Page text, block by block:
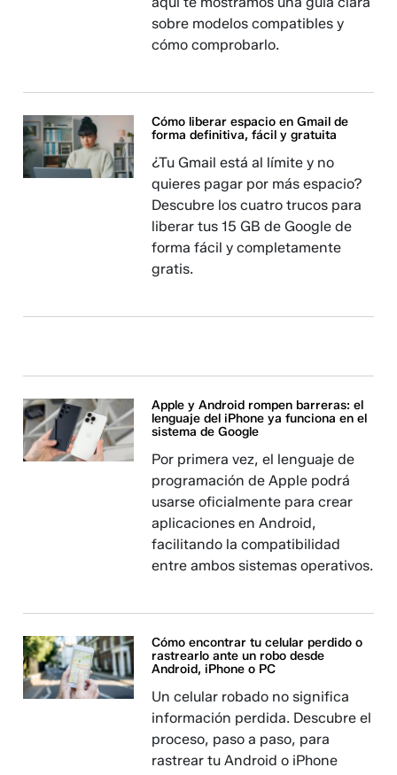
sobre modelos compatibles y
cómo comprobarlo.
Cómo liberar espacio en Gmail de
forma definitiva, fácil y gratuita
¿Tu Gmail está al límite y no
quieres pagar por más espacio?
Descubre los cuatro trucos para
liberar tus 15 GB de Google de
forma fácil y completamente
gratis.
Apple y Android rompen barreras: el
lenguaje del iPhone ya funciona en el
sistema de Google
Por primera vez, el lenguaje de
programación de Apple podrá
usarse oficialmente para crear
aplicaciones en Android,
facilitando la compatibilidad
entre ambos sistemas operativos.
Cómo encontrar tu celular perdido o
rastrearlo ante un robo desde
Android, iPhone o PC
Un celular robado no significa
información perdida. Descubre el
proceso, paso a paso, para
rastrear tu Android o iPhone